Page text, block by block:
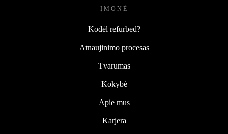
ĮMONĖ
Kodėl refurbed?
Atnaujinimo procesas
Tvarumas
Kokybė
Apie mus
Karjera